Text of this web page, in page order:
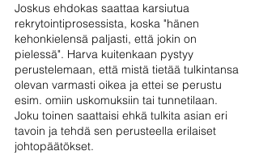
Joskus ehdokas saattaa karsiutua
rekrytointiprosessista, koska "hänen
kehonkielensä paljasti, että jokin on
pielessä". Harva kuitenkaan pystyy
perustelemaan, että mistä tietää tulkintansa
olevan varmasti oikea ja ettei se perustu
esim. omiin uskomuksiin tai tunnetilaan.
Joku toinen saattaisi ehkä tulkita asian eri
tavoin ja tehdä sen perusteella erilaiset
johtopäätökset.